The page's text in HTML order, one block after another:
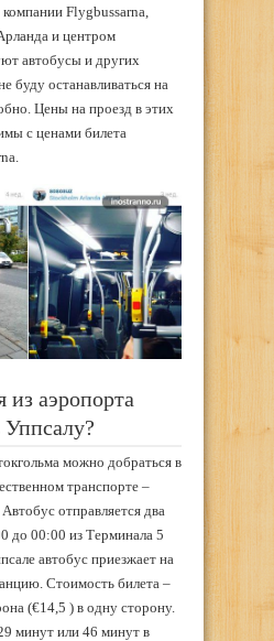
Flygbussarna,
и центром
автобусы и других
буду останавливаться на
Цены на проезд в этих
с ценами билета
из аэропорта
можно добраться в
транспорте –
отправляется два
до 00:00 из Терминала 5
автобус приезжает на
Стоимость билета –
(€14,5 ) в одну сторону.
минут или 46 минут в